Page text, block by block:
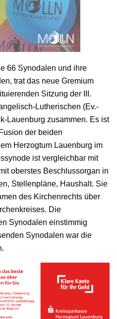
66 Synodalen und ihre
trat das neue Gremium
Sitzung der III.
Lutherischen (Ev.-
Lauenburg zusammen. Es ist
der beiden
Herzogtum Lauenburg im
ist vergleichbar mit
oberstes Beschlussorgan in
Stellenpläne, Haushalt. Sie
des Kirchenrechts über
Die
Synodalen einstimmig
Synodalen war die